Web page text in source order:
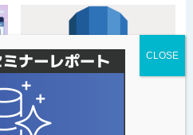
Aurora I/O-Optimizedの
損益分岐点を試算してみ